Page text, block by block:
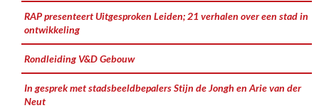
RAP presenteert Uitgesproken Leiden; 21 verhalen over een stad in
ontwikkeling
Rondleiding V&D Gebouw
In gesprek met stadsbeeldbepalers Stijn de Jongh en Arie van der
Neut